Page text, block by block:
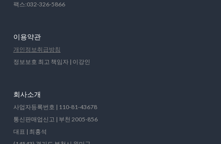
팩스:032-326-5866
이용약관
개인정보취급방침
정보보호 최고 책임자 | 이강인
회사소개
사업자등록번호 | 110-81-43678
통신판매업신고 | 부천 2005-856
대표 | 최홍석